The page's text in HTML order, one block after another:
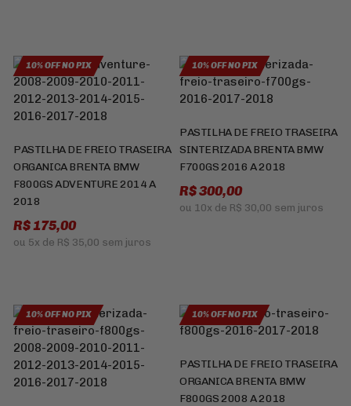
10% OFF NO PIX
PASTILHA DE FREIO TRASEIRA
ORGANICA BRENTA BMW
F800GS ADVENTURE 2014 A
2018
R$ 175,00
ou 5x de R$ 35,00 sem juros
10% OFF NO PIX
PASTILHA DE FREIO TRASEIRA
SINTERIZADA BRENTA BMW
F700GS 2016 A 2018
R$ 300,00
ou 10x de R$ 30,00 sem juros
10% OFF NO PIX 10% OFF NO PIX
PASTILHA DE FREIO TRASEIRA
ORGANICA BRENTA BMW
F800GS 2008 A 2018